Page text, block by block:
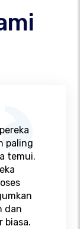
paling
temui.
dan
biasa.